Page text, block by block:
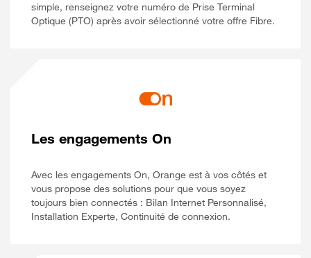
simple, renseignez votre numéro de Prise Terminal
Optique (PTO) après avoir sélectionné votre offre Fibre.
Les engagements On
Avec les engagements On, Orange est à vos côtés et
vous propose des solutions pour que vous soyez
toujours bien connectés : Bilan Internet Personnalisé,
Installation Experte, Continuité de connexion.